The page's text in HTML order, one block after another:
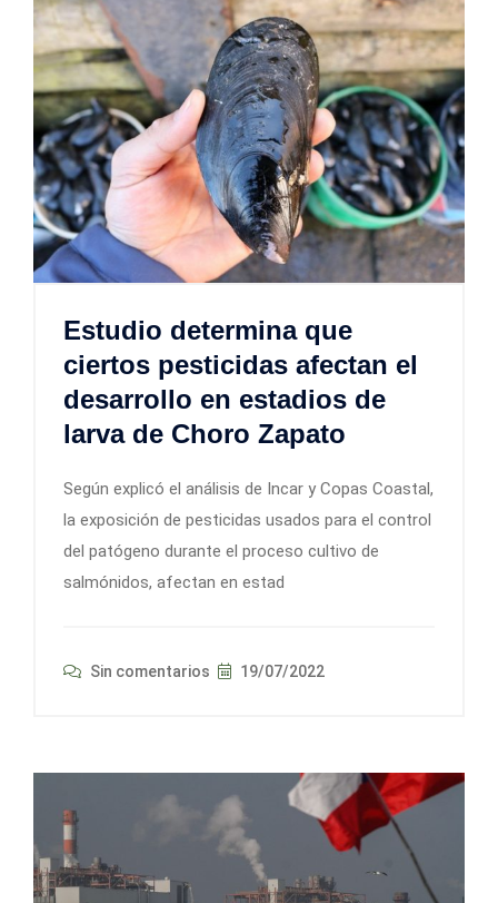
Estudio determina que
ciertos pesticidas afectan el
desarrollo en estadios de
larva de Choro Zapato
Según explicó el análisis de Incar y Copas Coastal,
la exposición de pesticidas usados para el control
del patógeno durante el proceso cultivo de
salmónidos, afectan en estad
Sin comentarios 19/07/2022